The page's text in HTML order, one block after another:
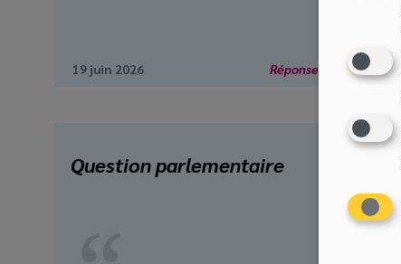
19 juin 2026 Réponse disponible
Question parlementaire